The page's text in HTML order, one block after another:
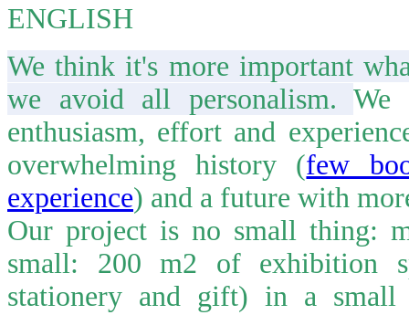
ENGLISH
We think it's more important
we avoid all personalism. We
enthusiasm, effort and
overwhelming history (few
experience) and a future with
Our project is no small thing:
small: 200 m2 of exhibition
stationery and gift) in a